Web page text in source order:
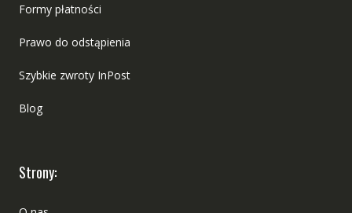
Formy płatności
Prawo do odstąpienia
Szybkie zwroty InPost
Blog
Strony: